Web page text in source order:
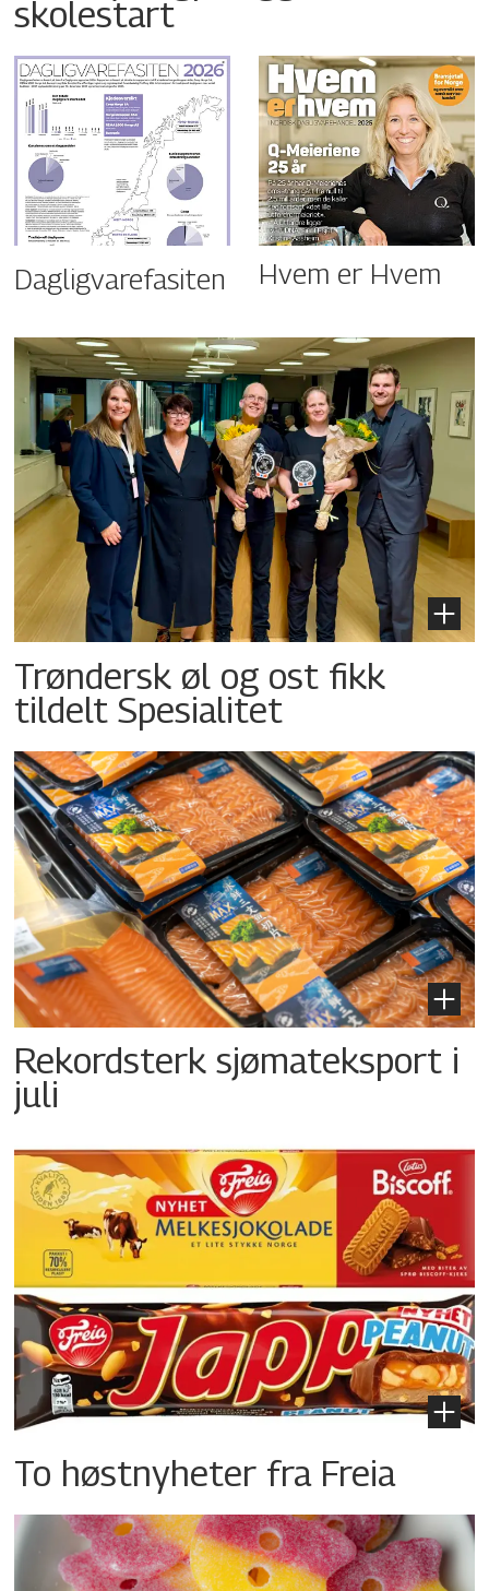
skolestart
Dagligvarefasiten Hvem er Hvem
Trøndersk øl og ost fikk
tildelt Spesialitet
Rekordsterk sjømateksport i
juli
To høstnyheter fra Freia